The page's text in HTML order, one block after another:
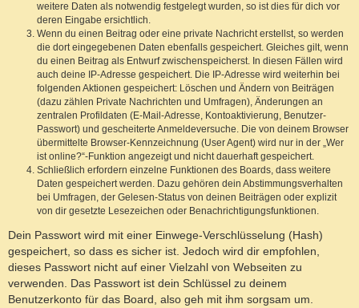
weitere Daten als notwendig festgelegt wurden, so ist dies für dich vor
deren Eingabe ersichtlich.
Wenn du einen Beitrag oder eine private Nachricht erstellst, so werden
die dort eingegebenen Daten ebenfalls gespeichert. Gleiches gilt, wenn
du einen Beitrag als Entwurf zwischenspeicherst. In diesen Fällen wird
auch deine IP-Adresse gespeichert. Die IP-Adresse wird weiterhin bei
folgenden Aktionen gespeichert: Löschen und Ändern von Beiträgen
(dazu zählen Private Nachrichten und Umfragen), Änderungen an
zentralen Profildaten (E-Mail-Adresse, Kontoaktivierung, Benutzer-
Passwort) und gescheiterte Anmeldeversuche. Die von deinem Browser
übermittelte Browser-Kennzeichnung (User Agent) wird nur in der „Wer
ist online?“-Funktion angezeigt und nicht dauerhaft gespeichert.
Schließlich erfordern einzelne Funktionen des Boards, dass weitere
Daten gespeichert werden. Dazu gehören dein Abstimmungsverhalten
bei Umfragen, der Gelesen-Status von deinen Beiträgen oder explizit
von dir gesetzte Lesezeichen oder Benachrichtigungsfunktionen.
Dein Passwort wird mit einer Einwege-Verschlüsselung (Hash)
gespeichert, so dass es sicher ist. Jedoch wird dir empfohlen,
dieses Passwort nicht auf einer Vielzahl von Webseiten zu
verwenden. Das Passwort ist dein Schlüssel zu deinem
Benutzerkonto für das Board, also geh mit ihm sorgsam um.